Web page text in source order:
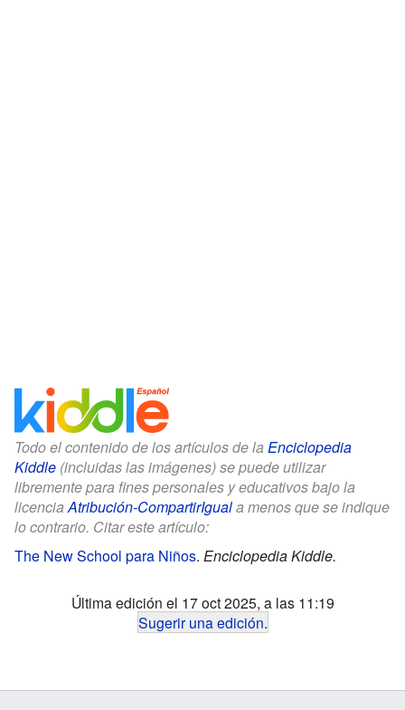
Todo el contenido de los artículos de la Enciclopedia
Kiddle (incluidas las imágenes) se puede utilizar
libremente para fines personales y educativos bajo la
licenciaAtribución-CompartirIguala menos que se indique
lo contrario. Citar este artículo:
The New School para Niños. Enciclopedia Kiddle.
Última edición el 17 oct 2025, a las 11:19
Sugerir una edición.